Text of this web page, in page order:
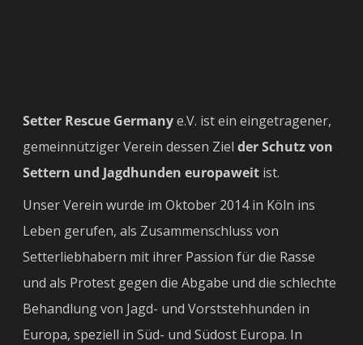
Setter Rescue Germanye.V. ist ein eingetragener,
gemeinnütziger Verein dessen Zielder Schutz von
Settern und Jagdhunden europaweit ist.
Unser Verein wurde im Oktober 2014 in Köln ins
Leben gerufen, als Zusammenschluss von
Setterliebhabern mit ihrer Passion für die Rasse
und als Protest gegen die Abgabe und die schlechte
Behandlung von Jagd- und Vorststehhunden in
Europa, speziell in Süd- und Südost Europa. In